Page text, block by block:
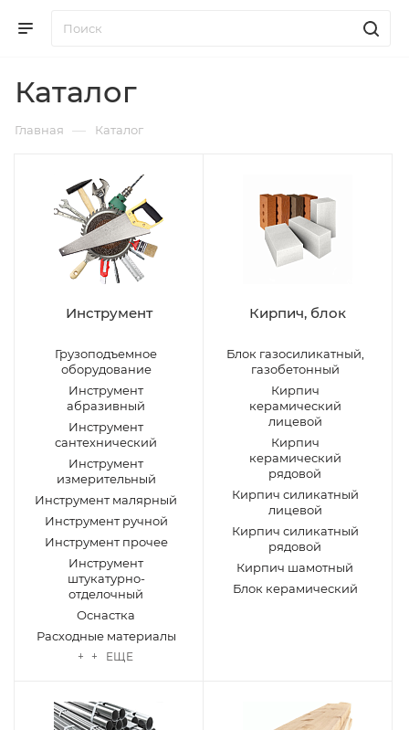
Каталог
Главная — Каталог
Инструмент
Грузоподъемное
оборудование
Инструмент
абразивный
Инструмент
сантехнический
Инструмент
измерительный
Инструмент малярный
Инструмент ручной
Инструмент прочее
Инструмент
штукатурно-
отделочный
Оснастка
Расходные материалы
+ + ЕЩЕ
Кирпич, блок
Блок газосиликатный,
газобетонный
Кирпич
керамический
лицевой
Кирпич
керамический
рядовой
Кирпич силикатный
лицевой
Кирпич силикатный
рядовой
Кирпич шамотный
Блок керамический